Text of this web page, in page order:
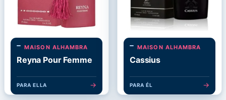
MAISON ALHAMBRA
Reyna Pour Femme
PARA ELLA →
MAISON ALHAMBRA
Cassius
PARA ÉL →